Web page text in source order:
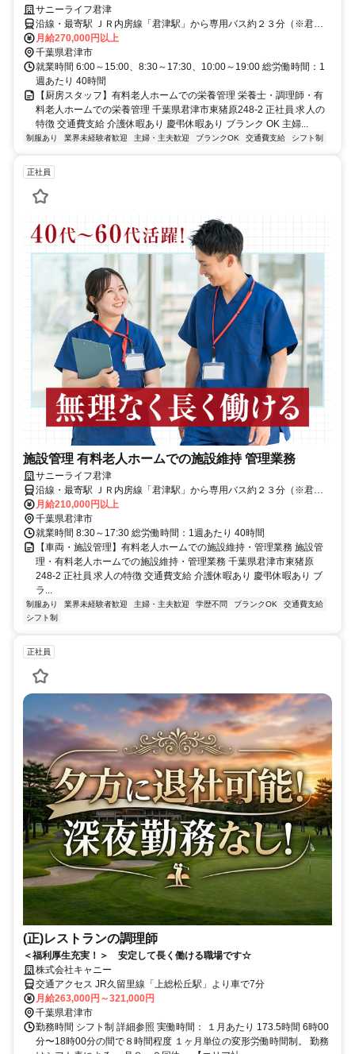
サニーライフ君津
沿線・最寄駅 ＪＲ内房線「君津駅」から専用バス約２３分（※君津
駅より送迎有）マイカー・バイク通勤可（無料駐車場有）
月給270,000円以上
千葉県君津市
就業時間 6:00～15:00、8:30～17:30、10:00～19:00 総労働時間：1
週あたり 40時間
【厨房スタッフ】有料老人ホームでの栄養管理 栄養士・調理師・有
料老人ホームでの栄養管理 千葉県君津市東猪原248-2 正社員 求人の
特徴 交通費支給 介護休暇あり 慶弔休暇あり ブランク OK 主婦...
制服あり 業界未経験者歓迎 主婦・主夫歓迎 ブランクOK 交通費支給 シフト制
正社員
施設管理 有料老人ホームでの施設維持 管理業務
サニーライフ君津
沿線・最寄駅 ＪＲ内房線「君津駅」から専用バス約２３分（※君津
駅より送迎有）マイカー・バイク通勤可（無料駐車場有）
月給210,000円以上
千葉県君津市
就業時間 8:30～17:30 総労働時間：1週あたり 40時間
【車両・施設管理】有料老人ホームでの施設維持・管理業務 施設管
理・有料老人ホームでの施設維持・管理業務 千葉県君津市東猪原
248-2 正社員 求人の特徴 交通費支給 介護休暇あり 慶弔休暇あり ブ
ラ...
制服あり 業界未経験者歓迎 主婦・主夫歓迎 学歴不問 ブランクOK
交通費支給
シフト制
正社員
(正)レストランの調理師
＜福利厚生充実！＞ 安定して長く働ける職場です☆
株式会社キャニー
交通アクセス JR久留里線「上総松丘駅」より車で7分
月給263,000円～321,000円
千葉県君津市
勤務時間 シフト制 詳細参照 実働時間： １月あたり 173.5時間 6時00
分〜18時00分の間で８時間程度 １ヶ月単位の変形労働時間制。 勤務